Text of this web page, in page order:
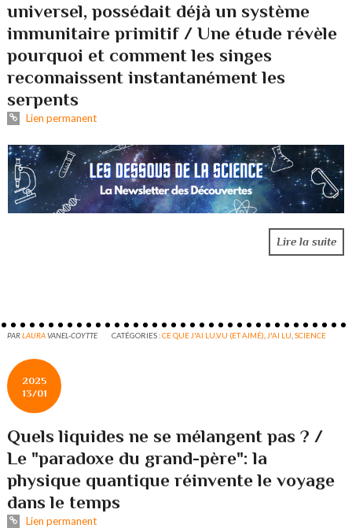
universel, possédait déjà un système
immunitaire primitif / Une étude révèle
pourquoi et comment les singes
reconnaissent instantanément les
serpents
Lien permanent
Lire la suite
PARLAURAVANEL-COYTTE CATÉGORIES :CE QUE J'AI LU,VU (ET AIMÉ) J'AI LU ,SCIENCE
2025
13/01
Quels liquides ne se mélangent pas ? /
Le "paradoxe du grand-père": la
physique quantique réinvente le voyage
dans le temps
Lien permanent